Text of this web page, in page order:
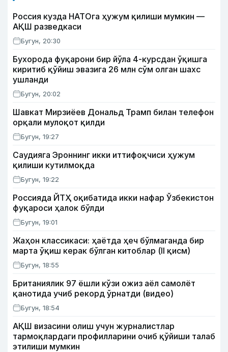
Россия кузда НАТОга ҳужум қилиши мумкин —
АҚШ разведкаси
Бугун, 20:30
Бухорода фуқарони бир йўла 4-курсдан ўқишга
киритиб қўйиш эвазига 26 млн сўм олган шахс
ушланди
Бугун, 20:02
Шавкат Мирзиёев Дональд Трамп билан телефон
орқали мулоқот қилди
Бугун, 19:27
Саудияга Эроннинг икки иттифоқчиси ҳужум
қилиши кутилмоқда
Бугун, 19:22
Россияда ЙТҲ оқибатида икки нафар Ўзбекистон
фуқароси ҳалок бўлди
Бугун, 19:01
Жаҳон классикаси: ҳаётда ҳеч бўлмаганда бир
марта ўқиш керак бўлган китоблар (II қисм)
Бугун, 18:55
Британиялик 97 ёшли кўзи ожиз аёл самолёт
қанотида учиб рекорд ўрнатди (видео)
Бугун, 18:54
АҚШ визасини олиш учун журналистлар
тармоқлардаги профилларини очиб қўйиши талаб
этилиши мумкин